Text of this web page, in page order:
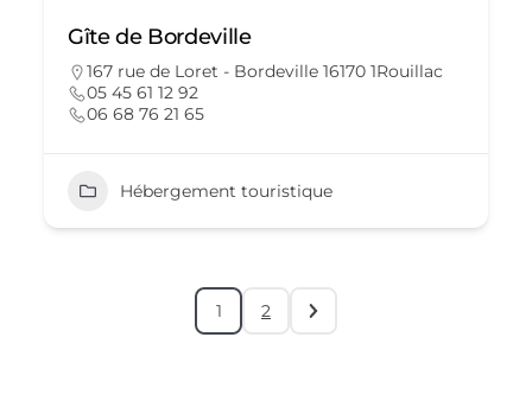
Gîte de Bordeville
167 rue de Loret - Bordeville 16170 1Rouillac
05 45 61 12 92
06 68 76 21 65
Hébergement touristique
1 2